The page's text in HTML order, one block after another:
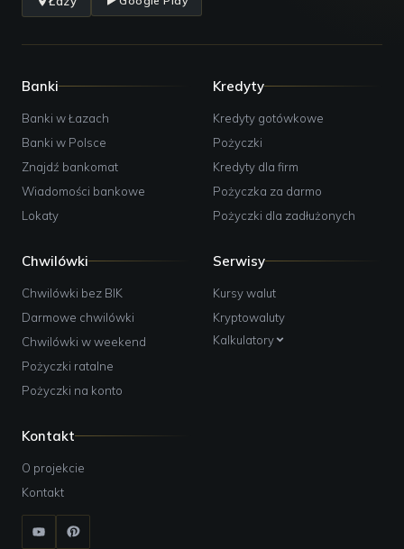
Banki
Banki w Łazach
Banki w Polsce
Znajdź bankomat
Wiadomości bankowe
Lokaty
Kredyty
Kredyty gotówkowe
Pożyczki
Kredyty dla firm
Pożyczka za darmo
Pożyczki dla zadłużonych
Chwilówki
Chwilówki bez BIK
Darmowe chwilówki
Chwilówki w weekend
Pożyczki ratalne
Pożyczki na konto
Serwisy
Kursy walut
Kryptowaluty
Kalkulatory
Kontakt
O projekcie
Kontakt